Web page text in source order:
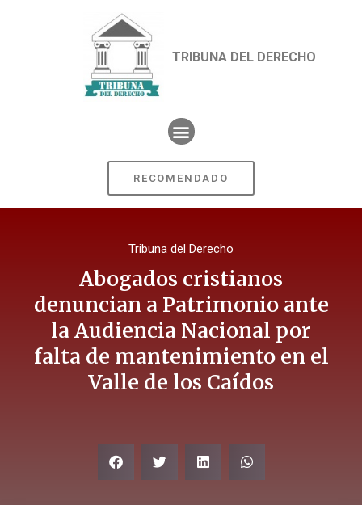
TRIBUNA DEL DERECHO
RECOMENDADO
Tribuna del Derecho
Abogados cristianos
denuncian a Patrimonio ante
la Audiencia Nacional por
falta de mantenimiento en el
Valle de los Caídos